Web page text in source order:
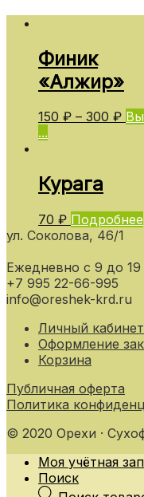
Финик
«Алжир»
150 ₽ – 300 ₽
...
Курага
70 ₽ Подробнее
ул. Соколова, 46/1
Ежедневно с 9 до 19
+7 995 22-66-995
info@oreshek-krd.ru
Личный кабинет
Оформление
Корзина
Публичная оферта
Политика
© 2020 Орехи ·
Моя учётная
Поиск